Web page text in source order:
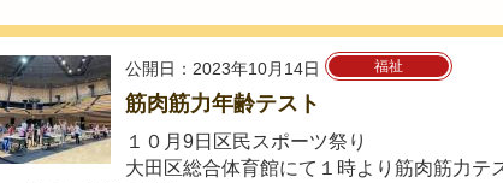
公開日：2023年10月14日 福祉
筋肉筋力年齢テスト
１０月9日区民スポーツ祭り
大田区総合体育館にて１時より筋肉筋力テ